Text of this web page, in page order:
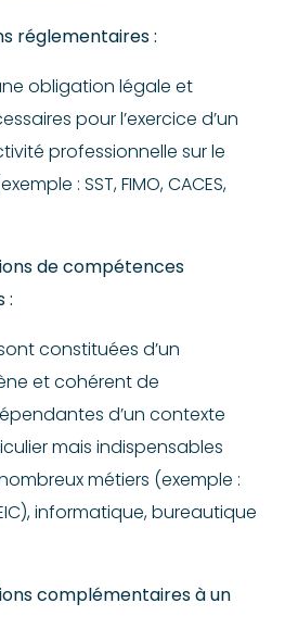
réglementaires :
obligation légale et
pour l’exercice d’un
professionnelle sur le
: SST, FIMO, CACES,
de compétences
:
constituées d’un
et cohérent de
d’un contexte
mais indispensables
métiers (exemple :
informatique, bureautique
complémentaires à un